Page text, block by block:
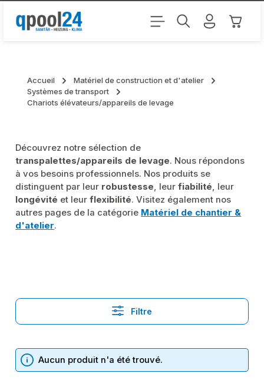
Passer au contenu principal Le
Accueil
Matériel de construction et d'atelier
Systèmes de transport
Chariots élévateurs/appareils de levage
Découvrez notre sélection de
transpalettes/appareils de levage. Nous répondons
à vos besoins professionnels. Nos produits se
distinguent par leur robustesse, leurfiabilité, leur
longévité et leurflexibilité. Visitez également nos
autres pages de la catégorie Matériel de chantier &
d'atelier.
Filtre
Aucun produit n'a été trouvé.